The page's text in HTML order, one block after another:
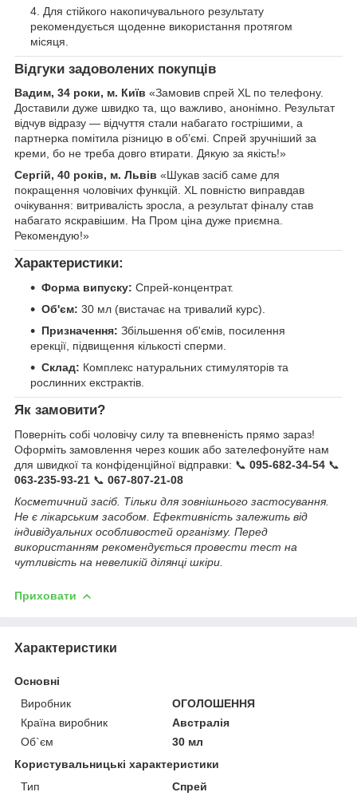
Для стійкого накопичувального результату
рекомендується щоденне використання протягом
місяця.
Відгуки задоволених покупців
Вадим, 34 роки, м. Київ «Замовив спрей XL по телефону.
Доставили дуже швидко та, що важливо, анонімно. Результат
відчув відразу — відчуття стали набагато гострішими, а
партнерка помітила різницю в об’ємі. Спрей зручніший за
креми, бо не треба довго втирати. Дякую за якість!»
Сергій, 40 років, м. Львів «Шукав засіб саме для
покращення чоловічих функцій. XL повністю виправдав
очікування: витривалість зросла, а результат фіналу став
набагато яскравішим. На Пром ціна дуже приємна.
Рекомендую!»
Характеристики:
Форма випуску: Спрей-концентрат.
Об'єм: 30 мл (вистачає на тривалий курс).
Призначення: Збільшення об'ємів, посилення
ерекції, підвищення кількості сперми.
Склад: Комплекс натуральних стимуляторів та
рослинних екстрактів.
Як замовити?
Поверніть собі чоловічу силу та впевненість прямо зараз!
Оформіть замовлення через кошик або зателефонуйте нам
для швидкої та конфіденційної відправки: 📞 095-682-34-54 📞
063-235-93-21 📞 067-807-21-08
Косметичний засіб. Тільки для зовнішнього застосування.
Не є лікарським засобом. Ефективність залежить від
індивідуальних особливостей організму. Перед
використанням рекомендується провести тест на
чутливість на невеликій ділянці шкіри.
Приховати
Характеристики
Основні
Виробник
ОГОЛОШЕННЯ
Країна виробник
Австралія
Об`єм
30 мл
Користувальницькі характеристики
Тип
Спрей